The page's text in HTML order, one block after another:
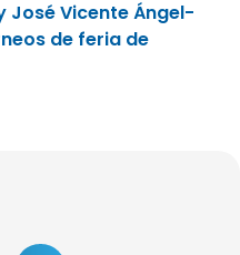
José Vicente Ángel-
de feria de